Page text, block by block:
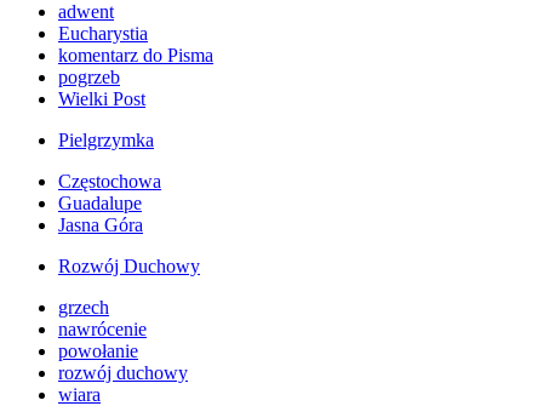
adwent
Eucharystia
komentarz do Pisma
pogrzeb
Wielki Post
Pielgrzymka
Częstochowa
Guadalupe
Jasna Góra
Rozwój Duchowy
grzech
nawrócenie
powołanie
rozwój duchowy
wiara